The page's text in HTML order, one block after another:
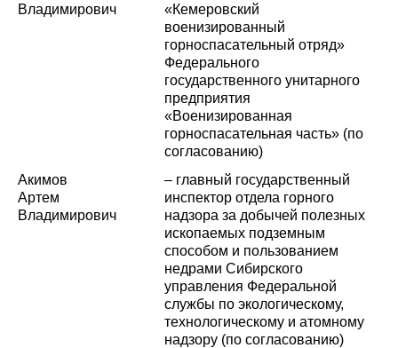
Владимирович
«Кемеровский
военизированный
горноспасательный отряд»
Федерального
государственного унитарного
предприятия
«Военизированная
горноспасательная часть» (по
согласованию)
Акимов
Артем
Владимирович
– главный государственный
инспектор отдела горного
надзора за добычей полезных
ископаемых подземным
способом и пользованием
недрами Сибирского
управления Федеральной
службы по экологическому,
технологическому и атомному
надзору (по согласованию)